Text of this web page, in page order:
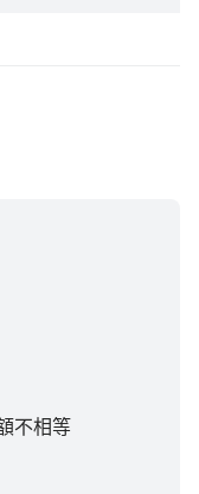
不相等